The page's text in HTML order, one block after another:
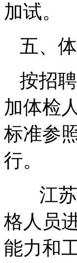
加试。
五、
按招
加体检
标准参
行。
江苏
格人员
能力和